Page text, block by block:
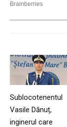
Sublocotenentul
Vasile Dănuț,
inginerul care